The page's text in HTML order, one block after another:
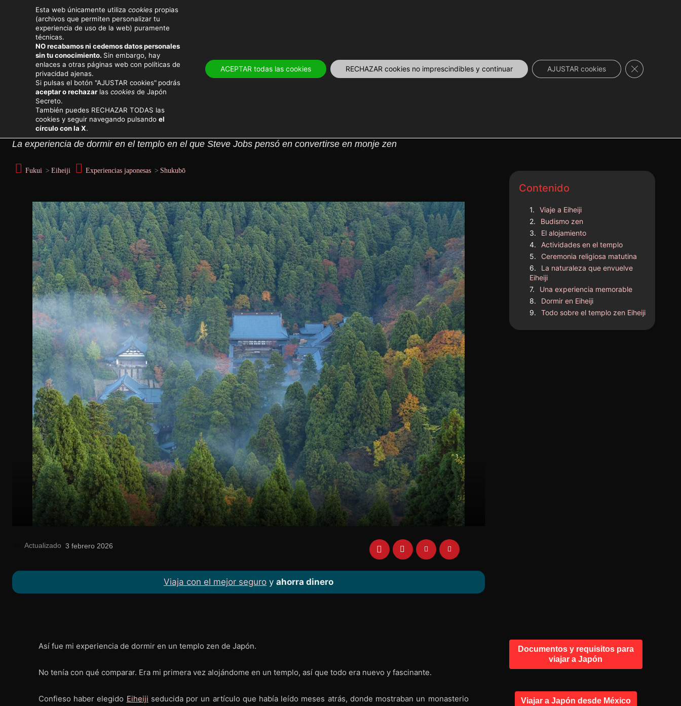
LUGARES
Viajar a Japón Lugares secretos
Durmiendo en Eiheiji: el templo de la paz eterna
La experiencia de dormir en el templo en el que Steve Jobs pensó en convertirse en monje zen
Fukui > Eiheiji Experiencias japonesas > Shukubō
Actualizado 3 febrero 2026
Viaja con el mejor seguro yahorra dinero
Contenido
Viaje a Eiheiji
Budismo zen
El alojamiento
Actividades en el templo
Ceremonia religiosa matutina
La naturaleza que envuelve
Eiheiji
Una experiencia memorable
Dormir en Eiheiji
Todo sobre el templo zen Eiheiji
Así fue mi experiencia de dormir en un templo zen de Japón.
No tenía con qué comparar. Era mi primera vez alojándome en un templo, así que todo era nuevo y fascinante.
Confieso haber elegido Eiheiji seducida por un artículo que había leído meses atrás, donde mostraban un monasterio
Documentos y requisitos para
viajar a Japón
Viajar a Japón desde México
Esta web únicamente utiliza cookies propias
(archivos que permiten personalizar tu
experiencia de uso de la web) puramente
técnicas.
NO recabamos ni cedemos datos personales
sin tu conocimiento. Sin embargo, hay
enlaces a otras páginas web con políticas de
privacidad ajenas.
Si pulsas el botón "AJUSTAR cookies" podrás
aceptar o rechazarlas cookies de Japón
Secreto.
También puedes RECHAZAR TODAS las
cookies y seguir navegando pulsando el
círculo con la X.
ACEPTAR todas las cookies RECHAZAR cookies no imprescindibles y continuar AJUSTAR cookies Cerrar el